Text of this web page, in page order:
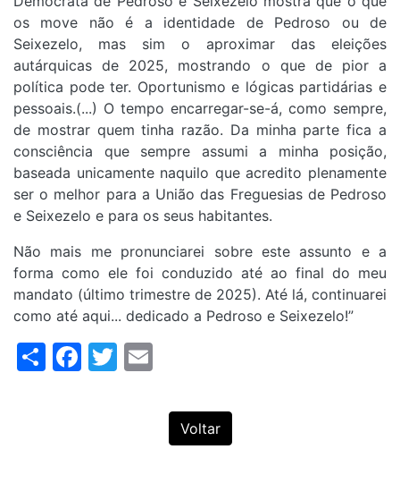
os move não é a identidade de Pedroso ou de
Seixezelo, mas sim o aproximar das eleições
autárquicas de 2025, mostrando o que de pior a
política pode ter. Oportunismo e lógicas partidárias e
pessoais.(...) O tempo encarregar-se-á, como sempre,
de mostrar quem tinha razão. Da minha parte fica a
consciência que sempre assumi a minha posição,
baseada unicamente naquilo que acredito plenamente
ser o melhor para a União das Freguesias de Pedroso
e Seixezelo e para os seus habitantes.
Não mais me pronunciarei sobre este assunto e a
forma como ele foi conduzido até ao final do meu
mandato (último trimestre de 2025). Até lá, continuarei
como até aqui... dedicado a Pedroso e Seixezelo!”
ShareFacebook
Twitter
Voltar